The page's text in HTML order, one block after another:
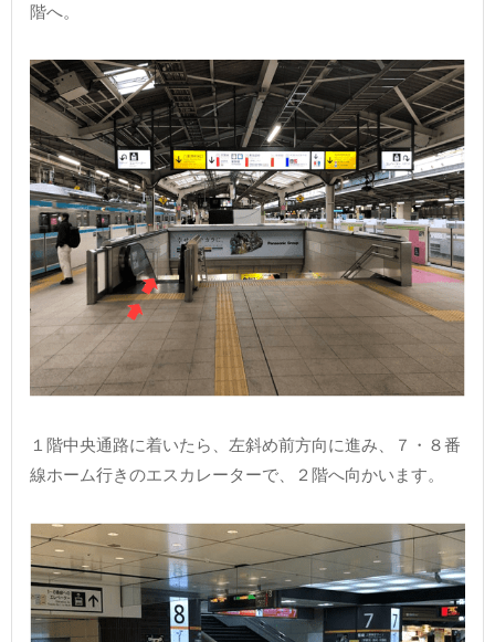
階へ。
１階中央通路に着いたら、左斜め前方向に進み、７・８番
線ホーム行きのエスカレーターで、２階へ向かいます。